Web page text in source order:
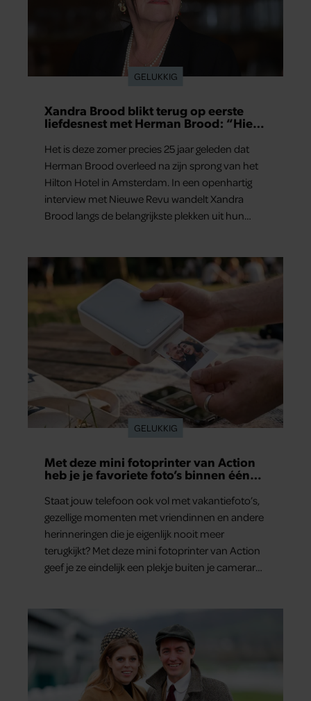
GELUKKIG
Xandra Brood blikt terug op eerste
liefdesnest met Herman Brood: “Hier
Het is deze zomer precies 25 jaar geleden dat
Herman Brood overleed na zijn sprong van het
Hilton Hotel in Amsterdam. In een openhartig
interview met Nieuwe Revu wandelt Xandra
Brood langs de belangrijkste plekken uit hun
aan herinneringen op. Daar begon hun leven
samen en werd dochter Lola geboren.
GELUKKIG
Met deze mini fotoprinter van Action
heb je je favoriete foto’s binnen één
minuut in handen
Staat jouw telefoon ook vol met vakantiefoto’s,
gezellige momenten met vriendinnen en andere
herinneringen die je eigenlijk nooit meer
terugkijkt? Met deze mini fotoprinter van Action
geef je ze eindelijk een plekje buiten je camerarol.